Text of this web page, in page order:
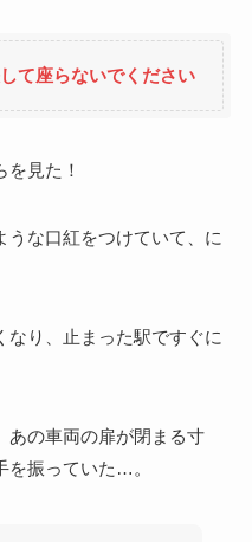
て座らないでください
見た！
うな口紅をつけていて、に
なり、止まった駅ですぐに
あの車両の扉が閉まる寸
振っていた…。